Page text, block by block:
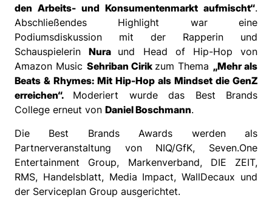
den Arbeits- und Konsumentenmarkt aufmischt“.
Abschließendes Highlight war eine
Podiumsdiskussion mit der Rapperin und
SchauspielerinNura und Head of Hip-Hop von
Amazon Music Sehriban Cirik zum Thema „Mehr als
Beats & Rhymes: Mit Hip-Hop als Mindset die GenZ
erreichen“. Moderiert wurde das Best Brands
College erneut von Daniel Boschmann.
Die Best Brands Awards werden als
Partnerveranstaltung von NIQ/GfK, Seven.One
Entertainment Group, Markenverband, DIE ZEIT,
RMS, Handelsblatt, Media Impact, WallDecaux und
der Serviceplan Group ausgerichtet.